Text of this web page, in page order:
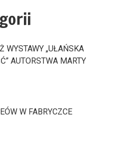
WYSTAWY „UŁAŃSKA
AUTORSTWA MARTY
W FABRYCZCE